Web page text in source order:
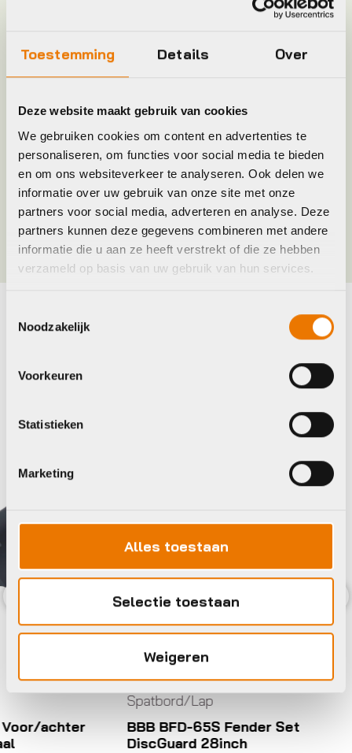
Toestemming Details Over
Deze website maakt gebruik van cookies
We gebruiken cookies om content en advertenties te
personaliseren, om functies voor social media te bieden
en om ons websiteverkeer te analyseren. Ook delen we
informatie over uw gebruik van onze site met onze
partners voor social media, adverteren en analyse. Deze
partners kunnen deze gegevens combineren met andere
informatie die u aan ze heeft verstrekt of die ze hebben
verzameld op basis van uw gebruik van hun services.
Noodzakelijk
Voorkeuren
Statistieken
Marketing
Alles toestaan
Selectie toestaan
Weigeren
Model
Jaar 2018
Kleur Zwart
Maak je fiets compleet
Previous
BBB BFD-65S Fender Set
DiscGuard 28inch